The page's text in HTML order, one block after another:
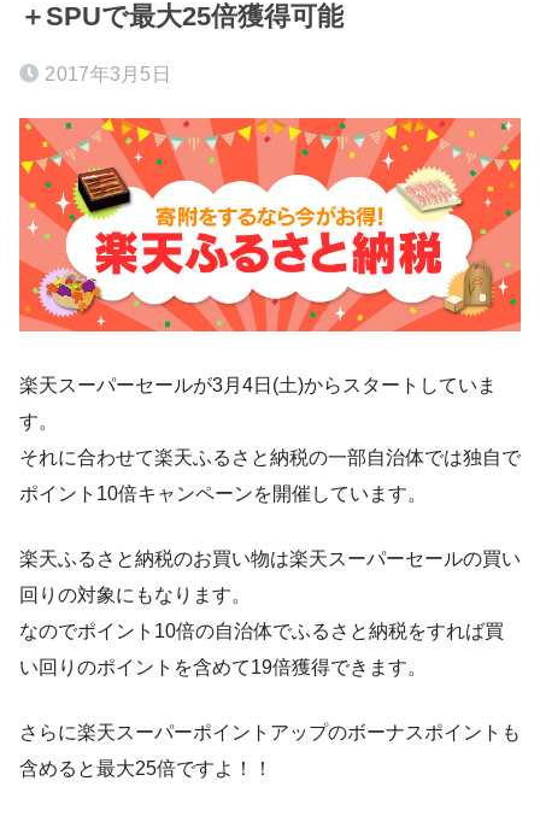
＋SPUで最大25倍獲得可能
2017年3月5日
楽天スーパーセールが3月4日(土)からスタートしていま
す。
それに合わせて楽天ふるさと納税の一部自治体では独自で
ポイント10倍キャンペーンを開催しています。
楽天ふるさと納税のお買い物は楽天スーパーセールの買い
回りの対象にもなります。
なのでポイント10倍の自治体でふるさと納税をすれば買
い回りのポイントを含めて19倍獲得できます。
さらに楽天スーパーポイントアップのボーナスポイントも
含めると最大25倍ですよ！！